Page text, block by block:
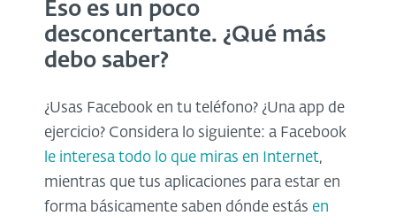
Eso es un poco
desconcertante. ¿Qué más
debo saber?
¿Usas Facebook en tu teléfono? ¿Una app de
ejercicio? Considera lo siguiente: a Facebook
le interesa todo lo que miras en Internet,
mientras que tus aplicaciones para estar en
forma básicamente saben dónde estás en